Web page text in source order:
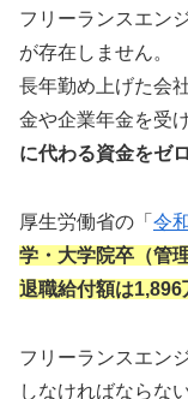
フリーランスエン
が存在しません。
長年勤め上げた会
金や企業年金を受
に代わる資金をゼ
厚生労働省の「 令
学 ・大学院卒（管
退職給付額は1,896
フリーランスエン
しなければならな